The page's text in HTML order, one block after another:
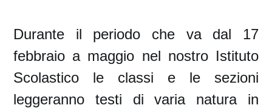
Durante il periodo che va dal 17
febbraio a maggio nel nostro Istituto
Scolastico le classi e le sezioni
leggeranno testi di varia natura in